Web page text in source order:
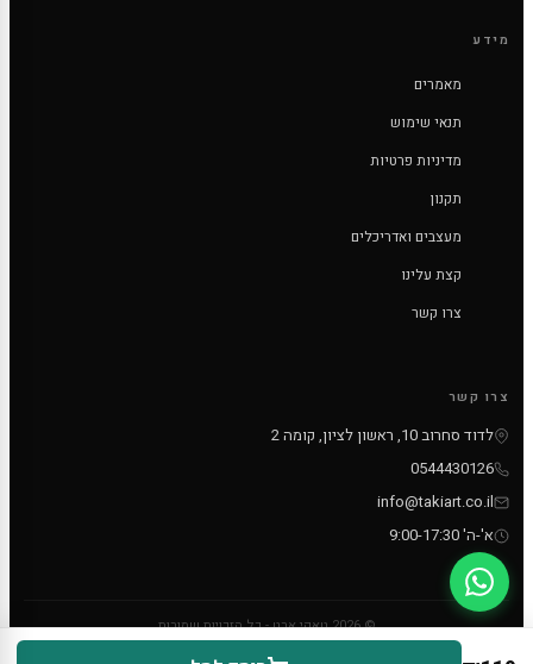
מידע
מאמרים
תנאי שימוש
מדיניות פרטיות
תקנון
מעצבים ואדריכלים
קצת עלינו
צרו קשר
צרו קשר
לדוד סחרוב 10, ראשון לציון, קומה 2
0544430126
info@takiart.co.il
א'-ה' 9:00-17:30
© 2026 טאקי ארט - כל הזכויות שמורות